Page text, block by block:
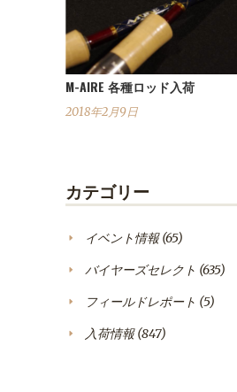
M-AIRE 各種ロッド入荷
2018年2月9日
カテゴリー
イベント情報(65)
バイヤーズセレクト (635)
フィールドレポート (5)
入荷情報(847)